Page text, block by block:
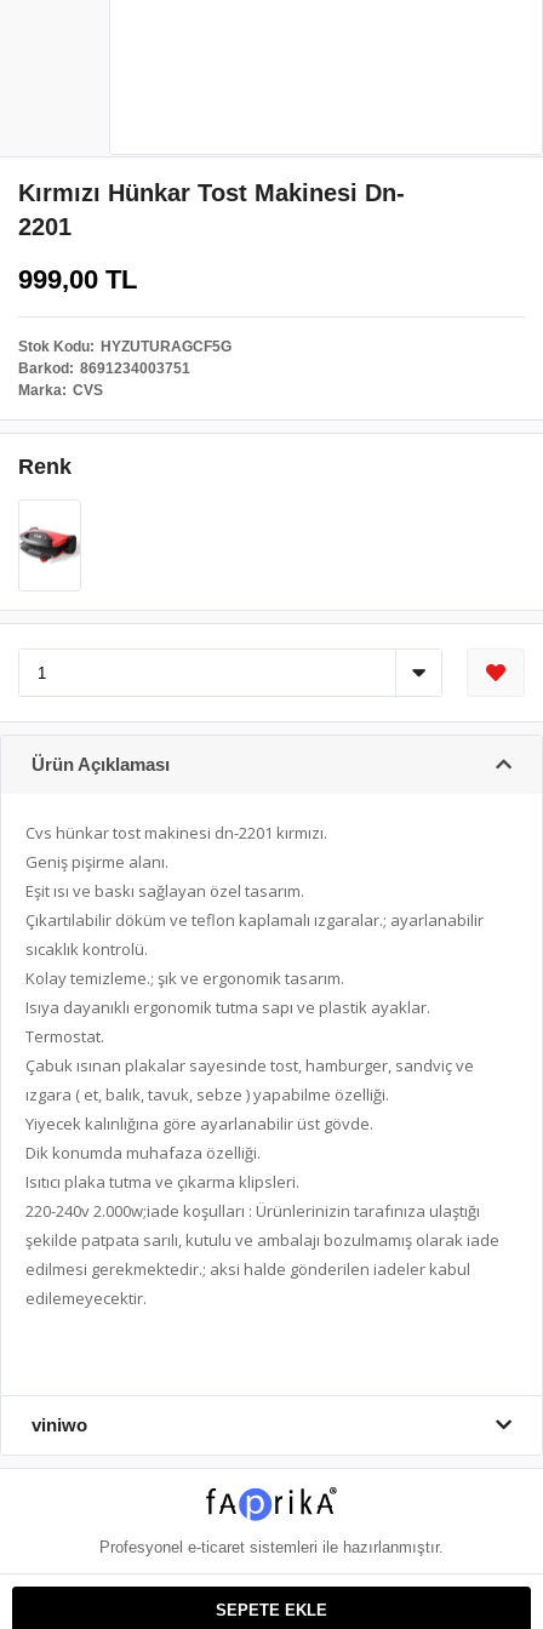
Kırmızı Hünkar Tost Makinesi Dn-
2201
999,00 TL
Stok Kodu
HYZUTURAGCF5G
Barkod
8691234003751
Marka
CVS
Renk
SEPETE EKLE
Ürün Açıklaması
Cvs hünkar tost makinesi dn-2201 kırmızı.
Geniş pişirme alanı.
Eşit ısı ve baskı sağlayan özel tasarım.
Çıkartılabilir döküm ve teflon kaplamalı ızgaralar.; ayarlanabilir
sıcaklık kontrolü.
Kolay temizleme.; şık ve ergonomik tasarım.
Isıya dayanıklı ergonomik tutma sapı ve plastik ayaklar.
Termostat.
Çabuk ısınan plakalar sayesinde tost, hamburger, sandviç ve
ızgara ( et, balık, tavuk, sebze ) yapabilme özelliği.
Yiyecek kalınlığına göre ayarlanabilir üst gövde.
Dik konumda muhafaza özelliği.
Isıtıcı plaka tutma ve çıkarma klipsleri.
220-240v 2.000w;iade koşulları : Ürünlerinizin tarafınıza ulaştığı
şekilde patpata sarılı, kutulu ve ambalajı bozulmamış olarak iade
edilmesi gerekmektedir.; aksi halde gönderilen iadeler kabul
edilemeyecektir.
viniwo
Profesyonel e-ticaret sistemleri ile hazırlanmıştır.